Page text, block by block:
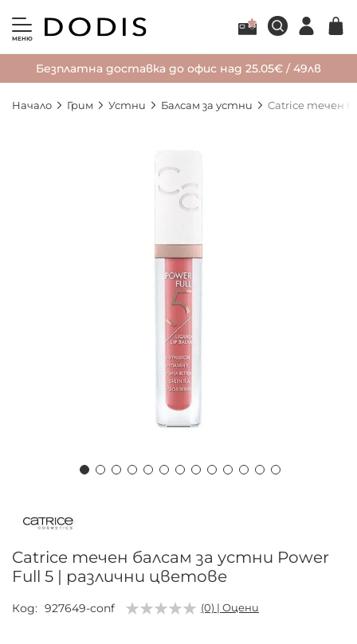
МЕНЮ
Безплатна доставка до офис над 25.05€ / 49лв
Начало Грим Устни Балсам за устни Catrice течен
началото
галерия
със
снимки
Catrice течен балсам за устни Power
Full 5 | различни цветове
Код 927649-conf (0) | Оцени